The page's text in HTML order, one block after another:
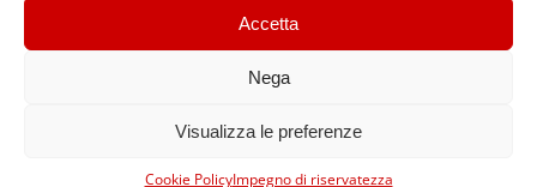
Accetta
Nega
Visualizza le preferenze
Cookie PolicyImpegno di riservatezza
Il pesciolino dei desideri –
spettacolo in Infanzia Cabassina